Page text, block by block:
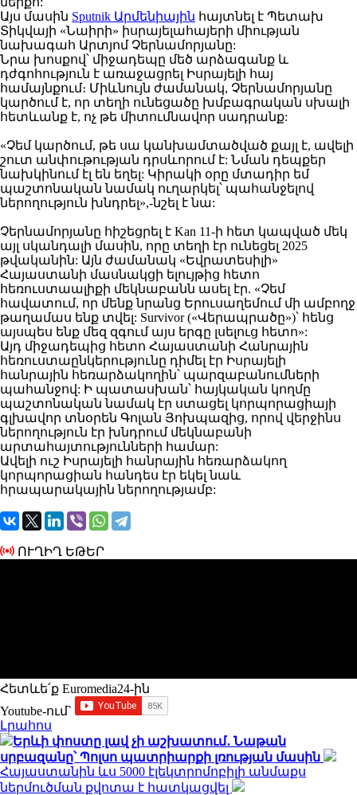
Այս մասին Sputnik Արմենիային հայտնել է Պետախ
Տիկվայի «Նաիրի» իսրայելահայերի միության
նախագահ Արտյոմ Չերնամորյանը:
Նրա խոսքով՝ միջադեպը մեծ արձագանք և
դժգոհություն է առաջացրել Իսրայելի հայ
համայնքում։ Միևնույն ժամանակ, Չերնամորյանը
կարծում է, որ տեղի ունեցածը խմբագրական սխալի
հետևանք է, ոչ թե միտումնավոր սադրանք:
«Չեմ կարծում, թե սա կանխամտածված քայլ է, ավելի
շուտ անփութության դրսևորում է: Նման դեպքեր
նախկինում էլ են եղել: Կիրակի օրը մտադիր եմ
պաշտոնական նամակ ուղարկել՝ պահանջելով
ներողություն խնդրել»,-նշել է նա:
Չերնամորյանը հիշեցրել է Kan 11-ի հետ կապված մեկ
այլ սկանդալի մասին, որը տեղի էր ունեցել 2025
թվականին: Այն ժամանակ «Եվրատեսիլի»
Հայաստանի մասնակցի ելույթից հետո
հեռուստաալիքի մեկնաբանն ասել էր. «Չեմ
հավատում, որ մենք նրանց Երուսաղեմում մի ամբողջ
թաղամաս ենք տվել: Survivor («Վերապրածը»)՝ հենց
այսպես ենք մեզ զգում այս երգը լսելուց հետո»:
Այդ միջադեպից հետո Հայաստանի Հանրային
հեռուստաընկերությունը դիմել էր Իսրայելի
հանրային հեռարձակողին՝ պարզաբանումների
պահանջով: Ի պատասխան՝ հայկական կողմը
պաշտոնական նամակ էր ստացել կորպորացիայի
գլխավոր տնօրեն Գոլան Յոխպազից, որով վերջինս
ներողություն էր խնդրում մեկնաբանի
արտահայտությունների համար:
Ավելի ուշ Իսրայելի հանրային հեռարձակող
կորպորացիան հանդես էր եկել նաև
հրապարակային ներողությամբ:
ՈՒՂԻՂ ԵԹԵՐ
Հետևե՛ք Euromedia24-ին
Youtube-ում`
Լրահոս
Երևի փոստը լավ չի աշխատում․ Նաթան
սրբազանը՝ Պոլսո պատրիարքի լռության մասին
Հայաստանին ևս 5000 էլեկտրոմոբիլի անմաքս
ներմուծման քվոտա է հատկացվել